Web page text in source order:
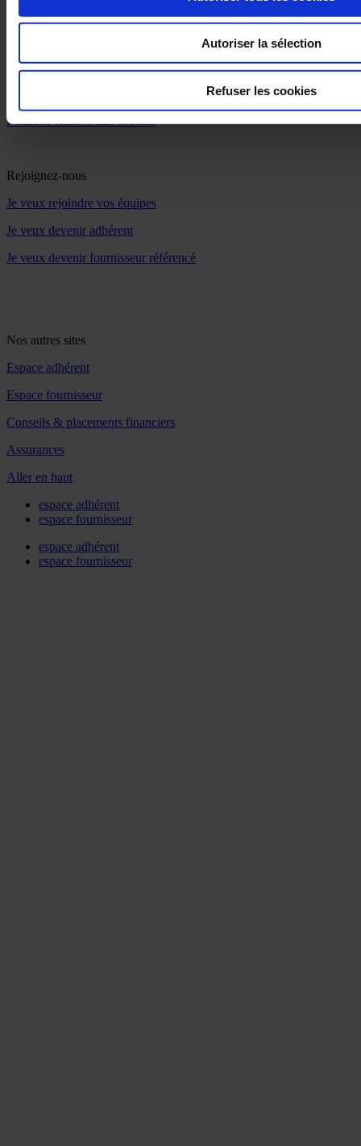
Autoriser la sélection
Refuser les cookies
Politique de confidentialité
Politique relative aux cookies
Rejoignez-nous
Je veux rejoindre vos équipes
Je veux devenir adhérent
Je veux devenir fournisseur référencé
Nos autres sites
Espace adhérent
Espace fournisseur
Conseils & placements financiers
Assurances
Aller en haut
espace adhérent
espace fournisseur
espace adhérent
espace fournisseur